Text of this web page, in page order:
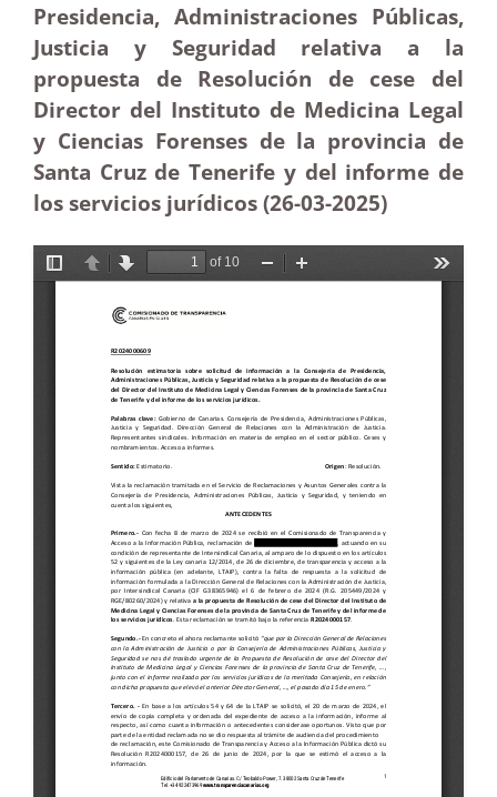
Presidencia, Administraciones Públicas,
Justicia y Seguridad relativa a la
propuesta de Resolución de cese del
Director del Instituto de Medicina Legal
y Ciencias Forenses de la provincia de
Santa Cruz de Tenerife y del informe de
los servicios jurídicos (26-03-2025)